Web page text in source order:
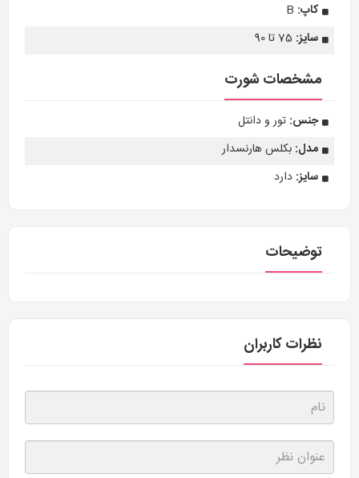
کاپ: B
سایز: 75 تا 90
مشخصات شورت
جنس: تور و دانتل
مدل: بکلس هارنسدار
سایز: دارد
توضیحات
نظرات کاربران